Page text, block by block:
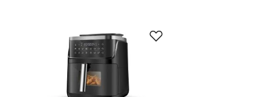
oder hochwertigeKüchengeräte
, die lange halten? Werfen
Sie einen Blick auf das PRESIDENT-Sortiment, das sich
durch perfekte Ergonomie in Kombination mit
hochwertigen Materialien und erstklassiger Verarbeitung